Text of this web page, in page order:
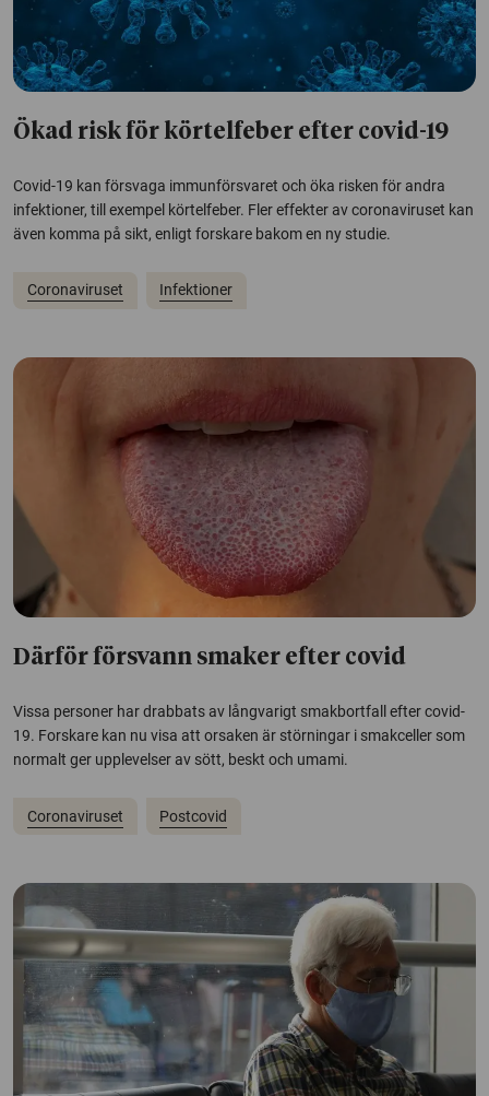
Ökad risk för körtelfeber efter covid-19
Covid-19 kan försvaga immunförsvaret och öka risken för andra
infektioner, till exempel körtelfeber. Fler effekter av coronaviruset kan
även komma på sikt, enligt forskare bakom en ny studie.
Coronaviruset Infektioner
Därför försvann smaker efter covid
Vissa personer har drabbats av långvarigt smakbortfall efter covid-
19. Forskare kan nu visa att orsaken är störningar i smakceller som
normalt ger upplevelser av sött, beskt och umami.
Coronaviruset Postcovid